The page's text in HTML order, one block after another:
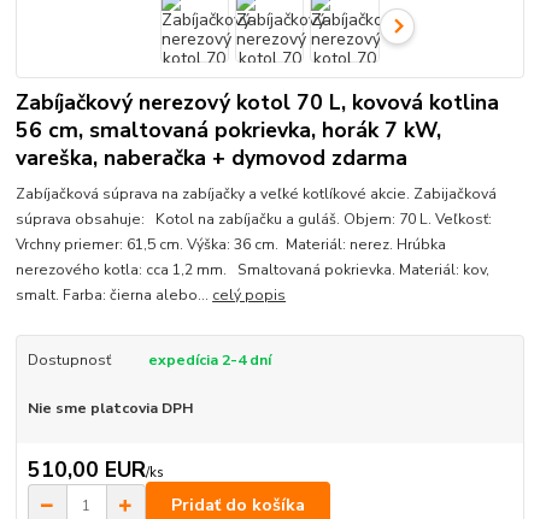
Zabíjačkový nerezový kotol 70 L, kovová kotlina
56 cm, smaltovaná pokrievka, horák 7 kW,
vareška, naberačka + dymovod zdarma
Zabíjačková súprava na zabíjačky a veľké kotlíkové akcie. Zabijačková
súprava obsahuje: Kotol na zabíjačku a guláš. Objem: 70 L. Veľkosť:
Vrchny priemer: 61,5 cm. Výška: 36 cm. Materiál: nerez. Hrúbka
nerezového kotla: cca 1,2 mm. Smaltovaná pokrievka. Materiál: kov,
smalt. Farba: čierna alebo... celý popis
Dostupnosť expedícia 2-4 dní
Nie sme platcovia DPH
510,00 EUR/ks
Pridať do košíka